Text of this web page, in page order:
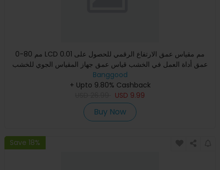
0-80 مم LCD 0.01 مم مقياس عمق الارتفاع الرقمي للحصول على
عمق أداة العمل في الخشب قياس عمق جهاز المقياس الجوي للخشب
المسط
Banggood
+ Upto 9.80% Cashback
USD 9.99
Buy Now
Save 18%